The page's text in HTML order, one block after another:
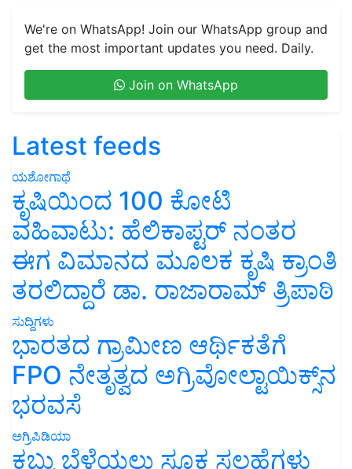
We're on WhatsApp! Join our WhatsApp group and
get the most important updates you need. Daily.
Join on WhatsApp
Latest feeds
ಯಶೋಗಾಥೆ
ಕೃಷಿಯಿಂದ 100 ಕೋಟಿ
ವಹಿವಾಟು: ಹೆಲಿಕಾಪ್ಟರ್ ನಂತರ
ಈಗ ವಿಮಾನದ ಮೂಲಕ ಕೃಷಿ ಕ್ರಾಂತಿ
ತರಲಿದ್ದಾರೆ ಡಾ. ರಾಜಾರಾಮ್ ತ್ರಿಪಾಠಿ
ಸುದ್ದಿಗಳು
ಭಾರತದ ಗ್ರಾಮೀಣ ಆರ್ಥಿಕತೆಗೆ
FPO ನೇತೃತ್ವದ ಅಗ್ರಿವೋಲ್ಟಾಯಿಕ್ಸ್‌ನ
ಭರವಸೆ
ಅಗ್ರಿಪಿಡಿಯಾ
ಕಬ್ಬು ಬೆಳೆಯಲು ಸೂಕ್ತ ಸಲಹೆಗಳು